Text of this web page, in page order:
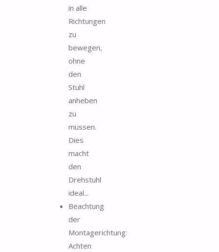
in alle
Richtungen
zu
bewegen,
ohne
den
Stuhl
anheben
zu
müssen.
Dies
macht
den
Drehstuhl
ideal...
Beachtung
der
Montagerichtung:
Achten